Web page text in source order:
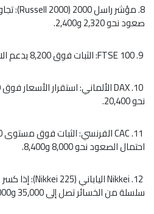
صعود نحو 2,320 و2,400.
نحو 20,400.
احتمال الصعود نحو 8,000 و8,400.
سلسلة من الخسائر تصل إلى 35,000 و33,000.